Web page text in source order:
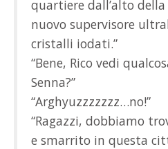
quartiere dall’alto
nuovo supervisore
cristalli iodati.”
“Bene, Rico vedi
Senna?”
“Arghyuzzzzzzz…no!”
“Ragazzi, dobbiamo
e smarrito in questa